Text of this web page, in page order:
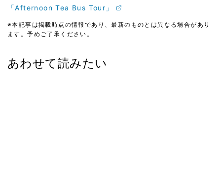
「Afternoon Tea Bus Tour」
※本記事は掲載時点の情報であり、最新のものとは異なる場合があり
ます。予めご了承ください。
あわせて読みたい